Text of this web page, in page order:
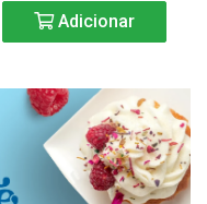
Adicionar